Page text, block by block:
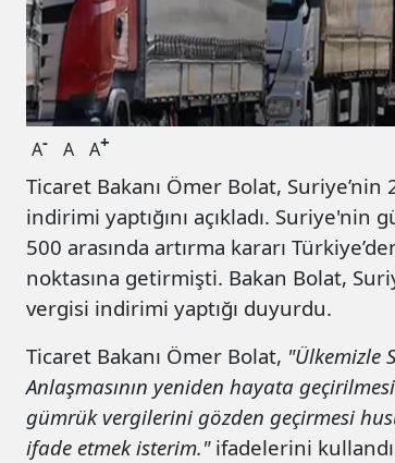
A- A A+
Ticaret Bakanı Ömer Bolat,
indirimi yaptığını açıkladı.
500 arasında artırma kararı
noktasına getirmişti. Bakan Bolat,
vergisi indirimi yaptığı duyurdu.
Ticaret Bakanı Ömer Bolat, "Ülkemizle
Anlaşmasının yeniden hayata
gümrük vergilerini gözden geçirmesi
ifade etmek isterim."ifadelerini